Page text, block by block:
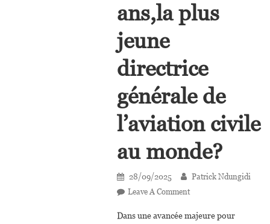
ans,la plus
jeune
directrice
générale de
l’aviation civile
au monde?
28/09/2025
Patrick Ndungidi
Leave A CommentOn
Est
Dans une avancée majeure pour